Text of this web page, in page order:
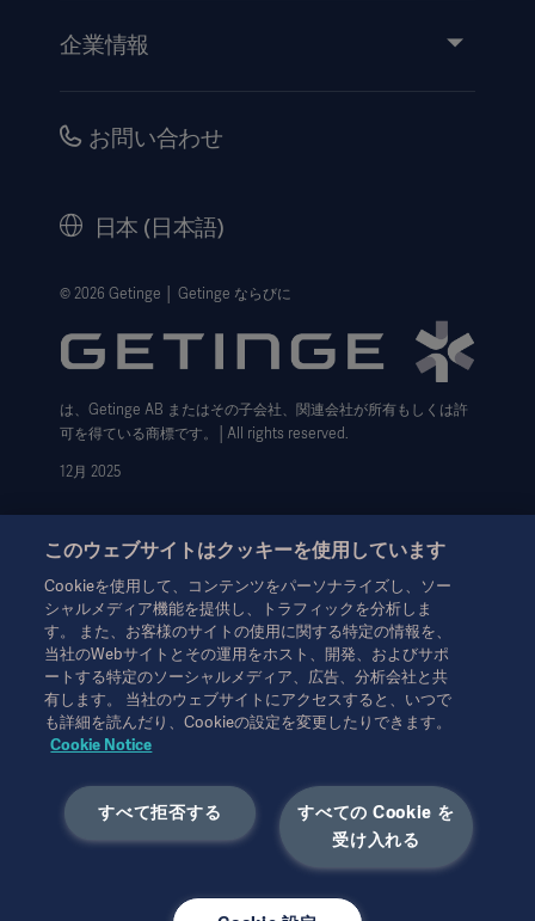
イベント
企業情報
キャリア
ウェブサイト個人情報保護方針
利用規約
Cookie設定センター
データサブジェクト・リクエスト（英語）
お問い合わせ
日本 (日本語)
© 2026 Getinge │ Getinge ならびに
は、Getinge AB またはその子会社、関連会社が所有もしくは許
可を得ている商標です。│All rights reserved.
12月 2025
本情報は、専門家を対象とした情報提供のみを目的としているた
め、取扱説明書、サービスマニュアルまたは医療アドバイスの代
わりとして用いることはできません。ゲティンゲは、この資料に
基づいて行われたいかなる者の行為または不作為に対しても、一
切の責任または義務を負いません。ご使用になられる場合は、ご
自身の責任において行ってください。
きない、または許可されていない場合があります。ゲティンゲの
書面による許可なく、本情報の全部または一部を複製または使用
することはできません。
本情報は、米国以外の方々を対象としています。
しもゲティンゲの見解を反映、代表するものではありません。
このウェブサイトはクッキーを使用しています
Cookieを使用して、コンテンツをパーソナライズし、ソー
シャルメディア機能を提供し、トラフィックを分析しま
す。 また、お客様のサイトの使用に関する特定の情報を、
当社のWebサイトとその運用をホスト、開発、およびサポ
ートする特定のソーシャルメディア、広告、分析会社と共
有します。 当社のウェブサイトにアクセスすると、いつで
も詳細を読んだり、Cookieの設定を変更したりできます。
Cookie Notice
すべての Cookie を
受け入れる
すべて拒否する